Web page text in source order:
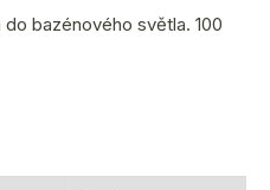
bazénového světla. 100